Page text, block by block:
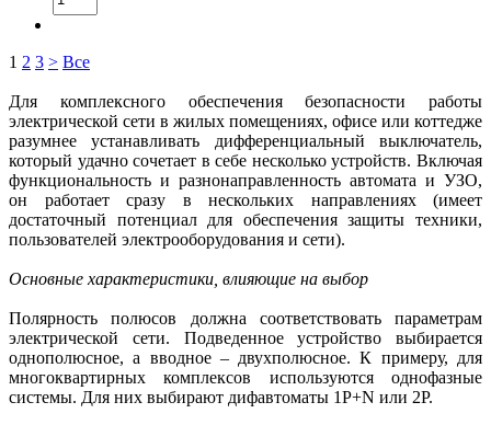
1 2 3 > Все
Для комплексного обеспечения безопасности работы
электрической сети в жилых помещениях, офисе или коттедже
разумнее устанавливать дифференциальный выключатель,
который удачно сочетает в себе несколько устройств. Включая
функциональность и разнонаправленность автомата и УЗО,
он работает сразу в нескольких направлениях (имеет
достаточный потенциал для обеспечения защиты техники,
пользователей электрооборудования и сети).
Основные характеристики, влияющие на выбор
Полярность полюсов должна соответствовать параметрам
электрической сети. Подведенное устройство выбирается
однополюсное, а вводное – двухполюсное. К примеру, для
многоквартирных комплексов используются однофазные
системы. Для них выбирают дифавтоматы 1Р+N или 2Р.